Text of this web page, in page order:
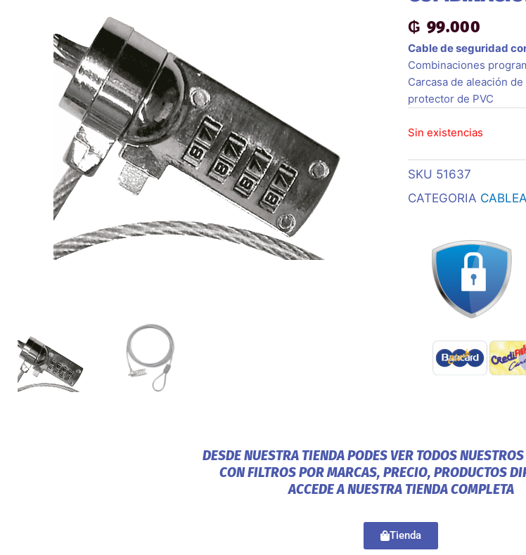
₲ 99.000
Cable de seguridad
Combinaciones
Carcasa de aleación
protector de PVC
Sin existencias
SKU 51637
CATEGORIA
DESDE NUESTRA TIENDA PODES VER TODOS
CON FILTROS POR MARCAS, PRECIO, PRODUCTOS
ACCEDE A NUESTRA TIENDA COMPLETA
Tienda